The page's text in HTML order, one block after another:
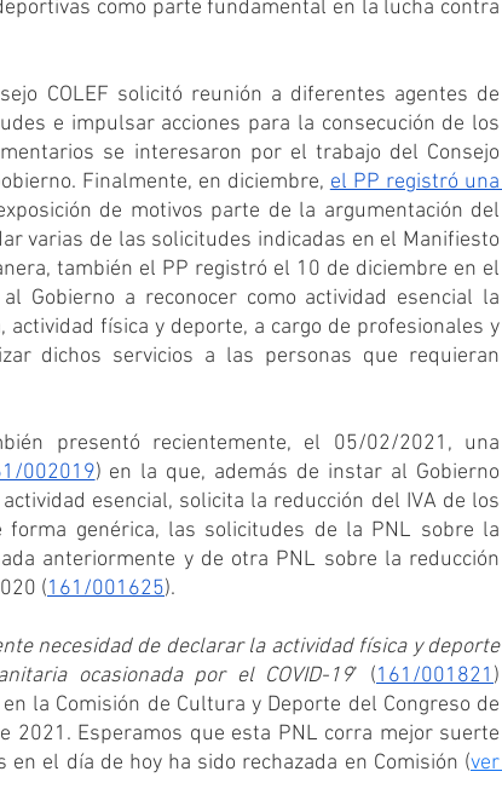
como parte fundamental en la lucha contra
COLEF solicitó reunión a diferentes agentes de
e impulsar acciones para la consecución de los
se interesaron por el trabajo del Consejo
Finalmente, en diciembre, el PP registró una
de motivos parte de la argumentación del
varias de las solicitudes indicadas en el Manifiesto
también el PP registró el 10 de diciembre en el
Gobierno a reconocer como actividad esencial la
física y deporte, a cargo de profesionales y
dichos servicios a las personas que requieran
presentó recientemente, el 05/02/2021, una
002019) en la que, además de instar al Gobierno
esencial, solicita la reducción del IVA de los
forma genérica, las solicitudes de la PNL sobre la
anteriormente y de otra PNL sobre la reducción
(161/001625).
necesidad de declarar la actividad física y deporte
ocasionada por el COVID-19’ (161/001821 )
la Comisión de Cultura y Deporte del Congreso de
2021. Esperamos que esta PNL corra mejor suerte
el día de hoy ha sido rechazada en Comisión (ver